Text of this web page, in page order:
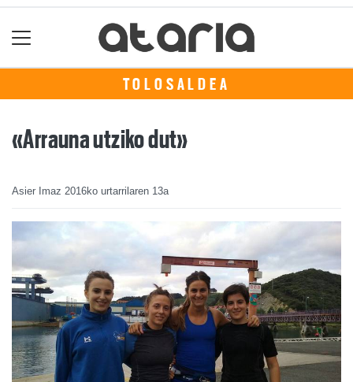
TOLOSALDEA
«Arrauna utziko dut»
Asier Imaz 2016ko urtarrilaren 13a